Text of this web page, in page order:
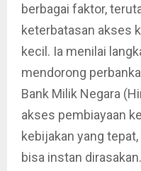
berbagai faktor,
keterbatasan akses
kecil. Ia menilai
mendorong
Bank Milik Negara
akses pembiayaan
kebijakan yang
bisa instan dirasakan.